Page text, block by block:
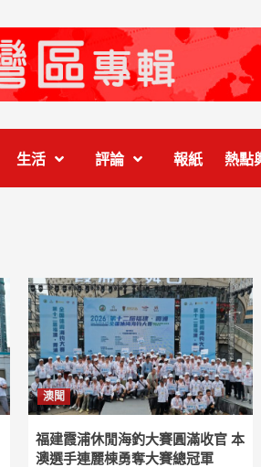
生活 評論 報紙 熱點
澳聞
福建霞浦休閒海釣大賽圓滿收官 本
澳選手連麗棟勇奪大賽總冠軍